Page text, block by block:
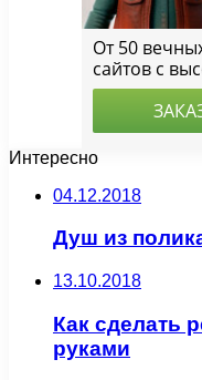
Интересно
04.12.2018
Душ из
13.10.2018
Как сделать
руками